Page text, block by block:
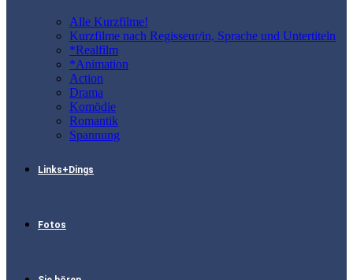
Alle Kurzfilme!
Kurzfilme nach Regisseur/in, Sprache und Untertiteln
*Realfilm
*Animation
Action
Drama
Komödie
Romantik
Spannung
Links+Dings
Fotos